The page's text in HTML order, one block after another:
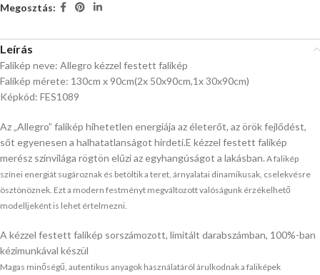
Megosztás:
Leírás
Falikép neve: Allegro kézzel festett falikép
Falikép mérete: 130cm x 90cm(2x 50x90cm,1x 30x90cm)
Képkód: FES1089
Az „Allegro” falikép hihetetlen energiája az életerőt, az örök fejlődést,
sőt egyenesen a halhatatlanságot hirdeti.E kézzel festett falikép
merész színvilága rögtön elűzi az egyhangúságot a lakásban. A falikép
színei energiát sugároznak és betöltik a teret, árnyalatai dinamikusak, cselekvésre
ösztönöznek. Ezt a modern festményt megváltozott valóságunk érzékelhető
modelljeként is lehet értelmezni.
A kézzel festett falikép sorszámozott, limitált darabszámban, 100%-ban
kézimunkával készül
Magas minőségű, autentikus anyagok használatáról árulkodnak a faliképek